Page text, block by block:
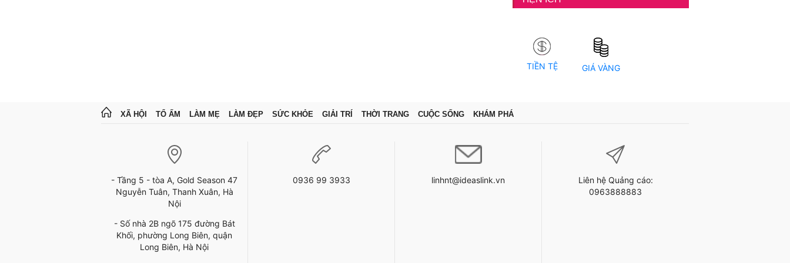
TIỀN TỆ GIÁ VÀNG
XÃ HỘI TỔ ẤM LÀM MẸ LÀM ĐẸP SỨC KHỎE GIẢI TRÍ THỜI TRANG CUỘC SỐNG KHÁM PHÁ
- Tầng 5 - tòa A, Gold Season 47
Nguyễn Tuân, Thanh Xuân, Hà
Nội
- Số nhà 2B ngõ 175 đường Bát
Khối, phường Long Biên, quận
Long Biên, Hà Nội
0936 99 3933 linhnt@ideaslink.vn
Liên hệ Quảng cáo:
0963888883